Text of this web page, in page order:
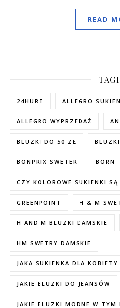
READ
24HURT ALLEGRO
ALLEGRO WYPRZEDAŻ
BLUZKI DO 50 ZŁ
BONPRIX SWETER BORN
CZY KOLOROWE SUKIENKI SĄ
GREENPOINT H & M
H AND M BLUZKI DAMSKIE
HM SWETRY DAMSKIE
JAKA SUKIENKA DLA KOBIETY
JAKIE BLUZKI DO JEANSÓW
JAKIE BLUZKI MODNE W TYM